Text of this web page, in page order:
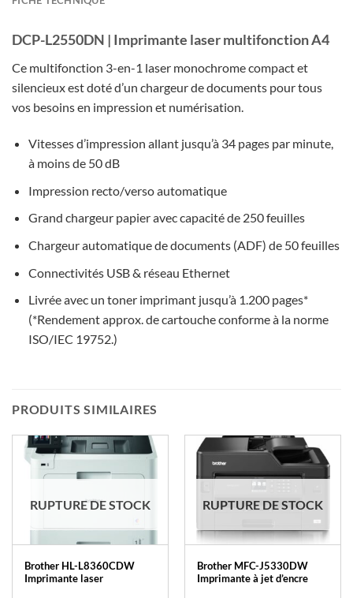
DCP-L2550DN | Imprimante laser multifonction A4
Ce multifonction 3-en-1 laser monochrome compact et
silencieux est doté d’un chargeur de documents pour tous
vos besoins en impression et numérisation.
Vitesses d’impression allant jusqu’à 34 pages par minute,
à moins de 50 dB
Impression recto/verso automatique
Grand chargeur papier avec capacité de 250 feuilles
Chargeur automatique de documents (ADF) de 50 feuilles
Connectivités USB & réseau Ethernet
Livrée avec un toner imprimant jusqu’à 1.200 pages*
(*Rendement approx. de cartouche conforme à la norme
ISO/IEC 19752.)
PRODUITS SIMILAIRES
RUPTURE DE STOCK
Brother HL-L8360CDW
Imprimante laser
RUPTURE DE STOCK
Brother MFC-J5330DW
Imprimante à jet d’encre